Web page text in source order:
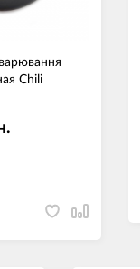
Chili